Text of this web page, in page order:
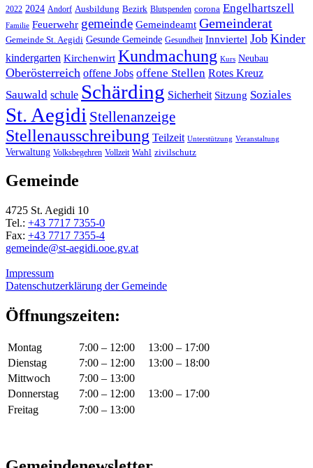
2022 2024 Andorf Ausbildung Bezirk Blutspenden corona Engelhartszell
Familie Feuerwehr gemeinde Gemeindeamt Gemeinderat
Gemeinde St. Aegidi Gesunde Gemeinde Gesundheit Innviertel Job Kinder
kindergarten Kirchenwirt Kundmachung Kurs Neubau
Oberösterreich offene Jobs offene Stellen Rotes Kreuz
Sauwald schule Schärding Sicherheit Sitzung Soziales
St. Aegidi Stellenanzeige
Stellenausschreibung Teilzeit Unterstützung Veranstaltung
Verwaltung Volksbegehren Vollzeit Wahl zivilschutz
Gemeinde
4725 St. Aegidi 10
Tel.: +43 7717 7355-0
Fax: +43 7717 7355-4
gemeinde@st-aegidi.ooe.gv.at
Impressum
Datenschutzerklärung der Gemeinde
Öffnungszeiten:
Montag 7:00 – 12:00
13:00 – 17:00
Dienstag
7:00 – 12:00
13:00 – 18:00
Mittwoch
7:00 – 13:00
Donnerstag
7:00 – 12:00
13:00 – 17:00
Freitag
7:00 – 13:00